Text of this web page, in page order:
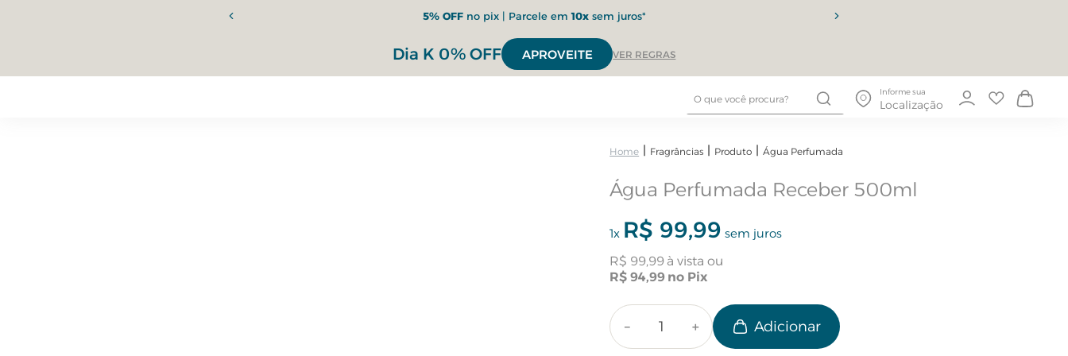
5% OFFno pix | Parcele em10xsem juros*
Dia K 0% OFF APROVEITE VER REGRAS
Informe sua
Localização
Fragrâncias Produto Água Perfumada
Água Perfumada Receber 500ml
1x R$ 99,99 sem juros
R$ 99,99
R$ 94,99
＋
－